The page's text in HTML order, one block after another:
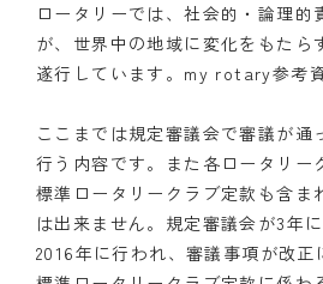
ロータリーでは、社会的・論理的
が、世界中の地域に変化をもたら
遂行しています。my rotary参考
ここまでは規定審議会で審議が通
行う内容です。また各ロータリー
標準ロータリークラブ定款も含ま
は出来ません。規定審議会が3年
2016年に行われ、審議事項が改正